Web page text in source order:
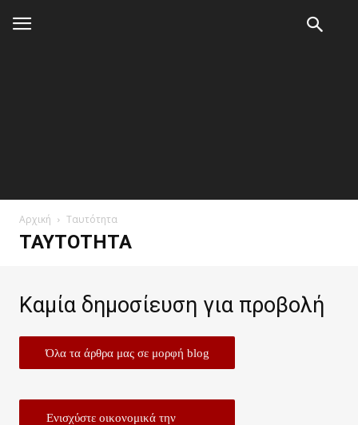
Αρχική Ταυτότητα
ΤΑΥΤΌΤΗΤΑ
Καμία δημοσίευση για προβολή
Όλα τα άρθρα μας σε μορφή blog
Ενισχύστε οικονομικά την